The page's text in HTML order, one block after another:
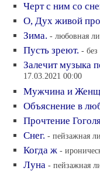
Черт с ним со
О, Дух живой
Зима. - любовная
Пусть зреют. -
Залечит музыка
17.03.2021 00:00
Мужчина и
Объяснение в
Прочтение
Снег. - пейзажная
Когда ж -
Луна - пейзажная